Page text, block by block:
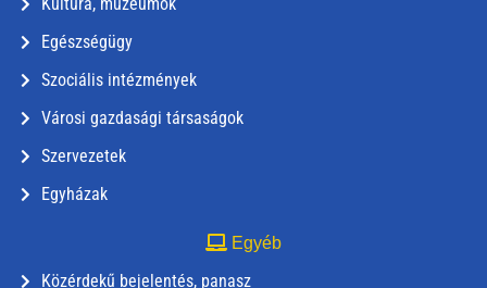
Egészségügy
Szociális intézmények
Városi gazdasági társaságok
Szervezetek
Egyházak
Egyéb
Közérdekű bejelentés, panasz